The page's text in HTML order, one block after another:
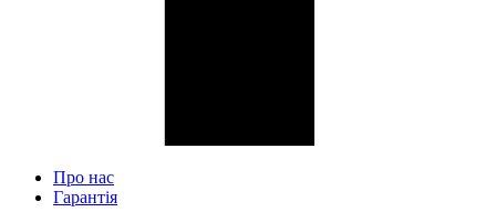
Про нас
Гарантія